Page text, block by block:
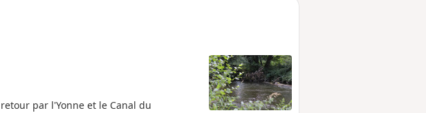
par l'Yonne et le Canal du